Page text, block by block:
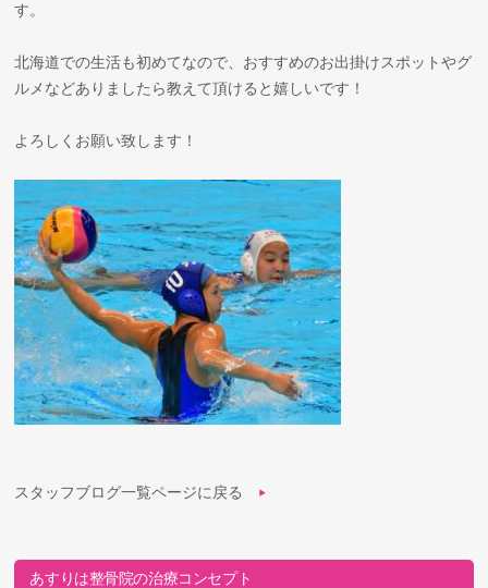
す。
北海道での生活も初めてなので、おすすめのお出掛けスポットやグ
ルメなどありましたら教えて頂けると嬉しいです！
よろしくお願い致します！
スタッフブログ一覧ページに戻る
あすりは整骨院の治療コンセプト